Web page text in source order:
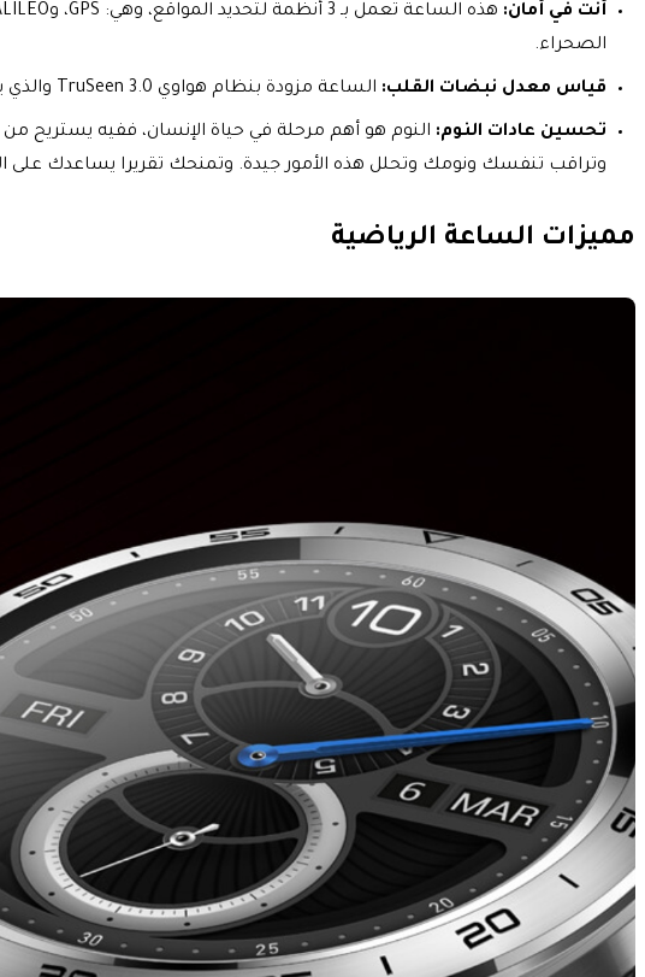
أنت في أمان:
الصحراء.
قياس معدل نبضات القلب: الساعة مزودة بنظام هواوي TruSeen 3.0 والذي يساعد على الحفاظ على صحتك ولياقتك عند المستويات المطلوبة.
تحسين عادات النوم: النوم هو أهم مرحلة في حياة الإنسان، ففيه يستريح
وتراقب تنفسك ونومك وتحلل هذه الأمور جيدة. وتمنحك تقريرا يساعدك
مميزات الساعة الرياضية